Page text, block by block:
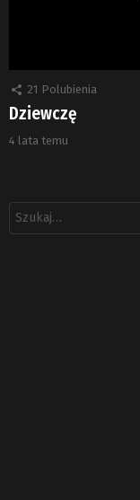
21 Polubienia
Dziewczę
4 lata temu